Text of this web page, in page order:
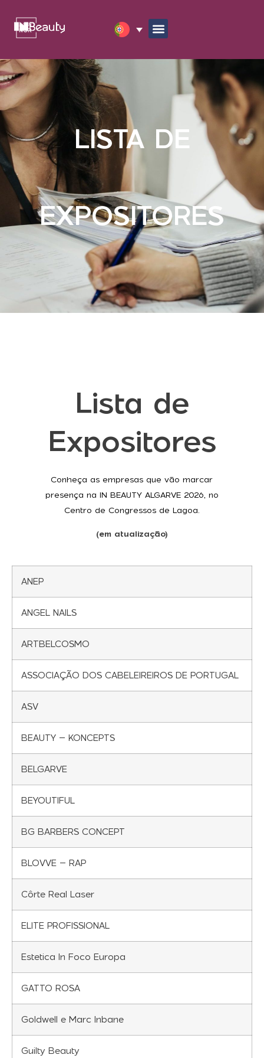
LISTA DE
EXPOSITORES
Lista de
Expositores
Conheça as empresas que vão marcar
presença na IN BEAUTY ALGARVE 2026, no
Centro de Congressos de Lagoa.
(em atualização)
ANEP
ANGEL NAILS
ARTBELCOSMO
ASSOCIAÇÃO DOS CABELEIREIROS DE PORTUGAL
ASV
BEAUTY – KONCEPTS
BELGARVE
BEYOUTIFUL
BG BARBERS CONCEPT
BLOVVE – RAP
Côrte Real Laser
ELITE PROFISSIONAL
Estetica In Foco Europa
GATTO ROSA
Goldwell e Marc Inbane
Guilty Beauty